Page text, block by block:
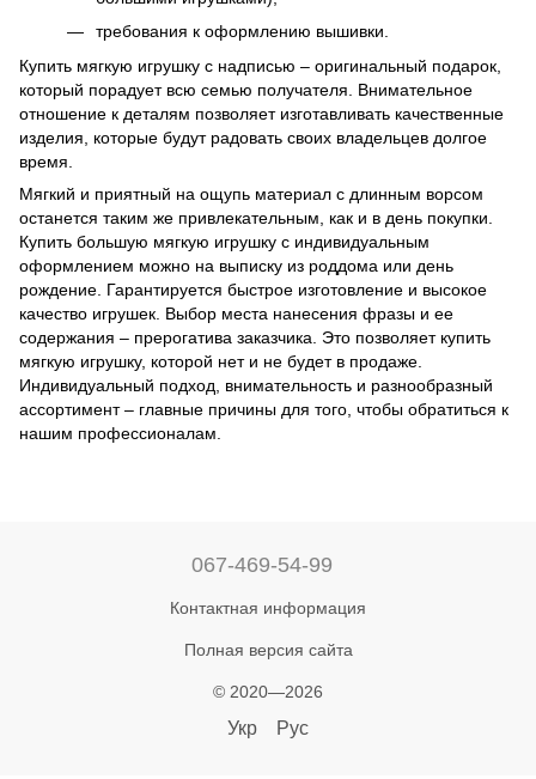
требования к оформлению вышивки.
Купить мягкую игрушку с надписью – оригинальный подарок,
который порадует всю семью получателя. Внимательное
отношение к деталям позволяет изготавливать качественные
изделия, которые будут радовать своих владельцев долгое
время.
Мягкий и приятный на ощупь материал с длинным ворсом
останется таким же привлекательным, как и в день покупки.
Купить большую мягкую игрушку с индивидуальным
оформлением можно на выписку из роддома или день
рождение. Гарантируется быстрое изготовление и высокое
качество игрушек. Выбор места нанесения фразы и ее
содержания – прерогатива заказчика. Это позволяет купить
мягкую игрушку, которой нет и не будет в продаже.
Индивидуальный подход, внимательность и разнообразный
ассортимент – главные причины для того, чтобы обратиться к
нашим профессионалам.
067-469-54-99
Контактная информация
Полная версия сайта
© 2020—2026
Укр Рус